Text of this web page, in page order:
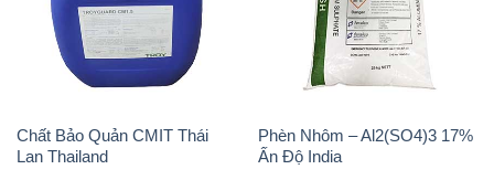
Chất Bảo Quản CMIT Thái
Lan Thailand
Phèn Nhôm – Al2(SO4)3 17%
Ấn Độ India